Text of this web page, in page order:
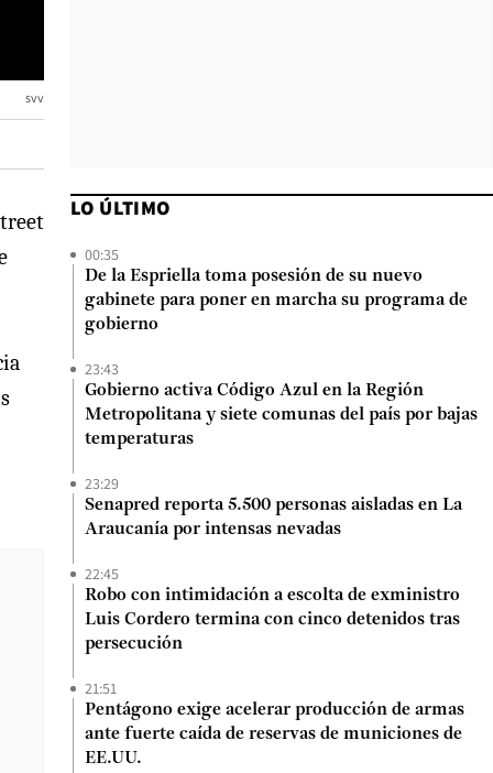
svv
LO ÚLTIMO
00:35
De la Espriella toma posesión de su nuevo
gabinete para poner en marcha su programa de
gobierno
23:43
Gobierno activa Código Azul en la Región
Metropolitana y siete comunas del país por bajas
temperaturas
23:29
Senapred reporta 5.500 personas aisladas en La
Araucanía por intensas nevadas
22:45
Robo con intimidación a escolta de exministro
Luis Cordero termina con cinco detenidos tras
persecución
21:51
Pentágono exige acelerar producción de armas
ante fuerte caída de reservas de municiones de
EE.UU.